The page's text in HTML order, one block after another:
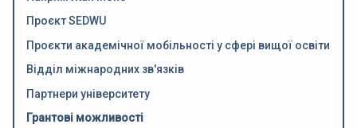
Проєкт SEDWU
Проєкти академічної мобільності у сфері вищої освіти
Відділ міжнародних зв'язків
Партнери університету
Грантові можливості